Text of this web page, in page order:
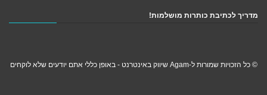
מדריך לכתיבת כותרות מושלמות!
© כל הזכויות שמורות ל-Agam שיווק באינטרנט - באופן כללי אתם יודעים שלא לוקחים